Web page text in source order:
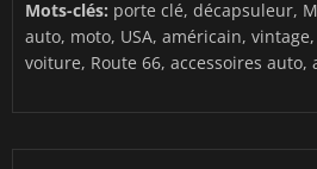
Mots-clés: porte clé, décapsuleur,
auto, moto, USA, américain,
voiture, Route 66, accessoires auto,